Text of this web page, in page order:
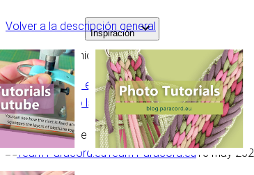
Inspiración
Volver a la descripción general
Tabla de contenido
Comienza el nudo de paracord
Anudando la Mini Caramella de Luna
Tabla de contenido
Team Paracord.eu 16 may